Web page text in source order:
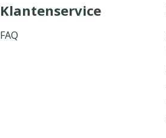
Klantenservice
FAQ